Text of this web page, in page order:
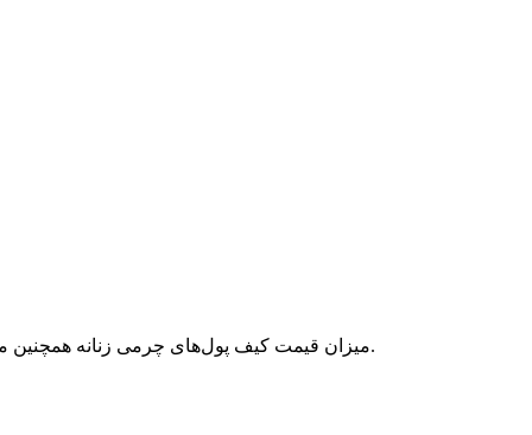
میزان قیمت کیف پول‌های چرمی زنانه همچنین می‌تواند به دلیل مصرف متریال‌های اضافی مانند جزئیات میناکاری، قفل‌ها و بست‌های فلزی، الگوهای دست دوز و تزئینات دیگر نیز تغییر کند.